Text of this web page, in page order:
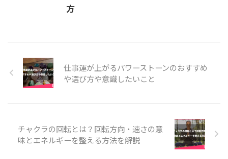
方
仕事運が上がるパワーストーンのおすすめ
や選び方や意識したいこと
チャクラの回転とは？回転方向・速さの意
味とエネルギーを整える方法を解説